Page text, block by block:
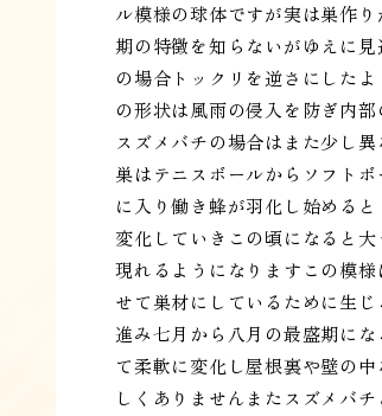
ル模様の球体ですが実は巣作
期の特徴を知らないがゆえに
の場合トックリを逆さにした
の形状は風雨の侵入を防ぎ内
スズメバチの場合はまた少し
巣はテニスボールからソフト
に入り働き蜂が羽化し始める
変化していきこの頃になると
現れるようになりますこの模
せて巣材にしているために生
進み七月から八月の最盛期に
て柔軟に変化し屋根裏や壁の
しくありませんまたスズメバ